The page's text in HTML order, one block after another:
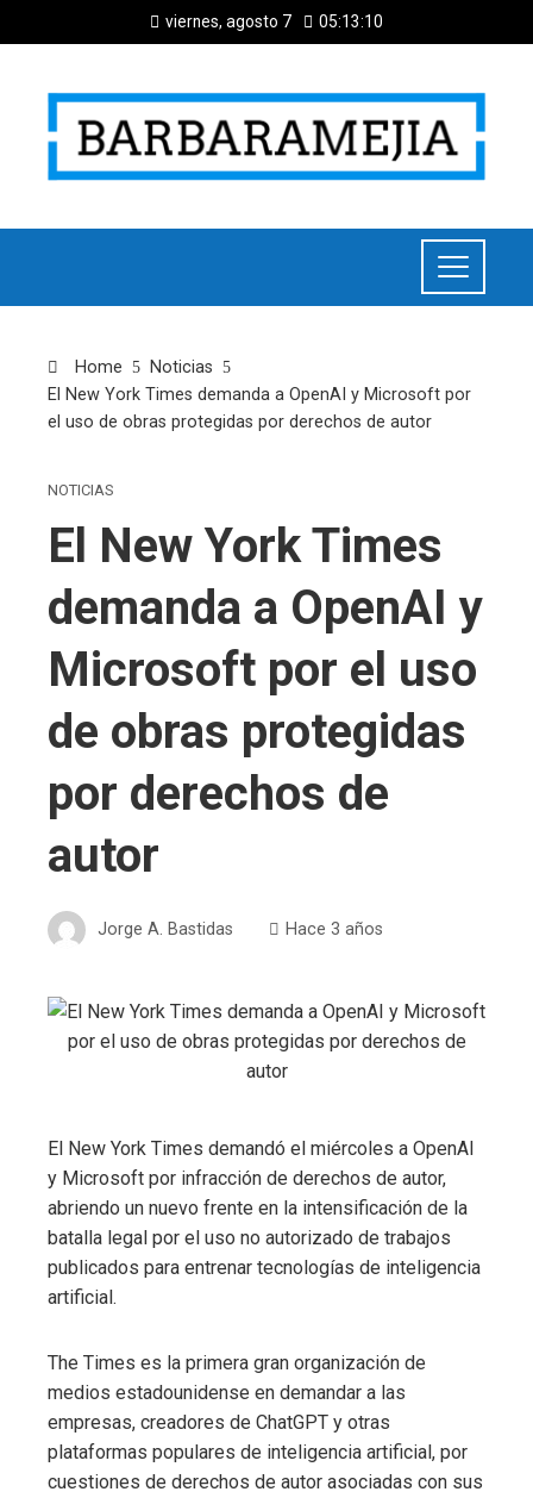
viernes, agosto 7 05:13:10
Home
Noticias
El New York Times demanda a OpenAI y Microsoft por
el uso de obras protegidas por derechos de autor
NOTICIAS
El New York Times
demanda a OpenAI y
Microsoft por el uso
de obras protegidas
por derechos de
autor
Jorge A. Bastidas Hace 3 años
El New York Times demandó el miércoles a OpenAI
y Microsoft por infracción de derechos de autor,
abriendo un nuevo frente en la intensificación de la
batalla legal por el uso no autorizado de trabajos
publicados para entrenar tecnologías de inteligencia
artificial.
The Times es la primera gran organización de
medios estadounidense en demandar a las
empresas, creadores de ChatGPT y otras
plataformas populares de inteligencia artificial, por
cuestiones de derechos de autor asociadas con sus